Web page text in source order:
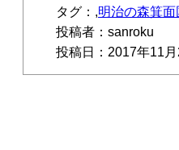
タグ：,明治の森箕
投稿者：sanroku
投稿日：2017年11